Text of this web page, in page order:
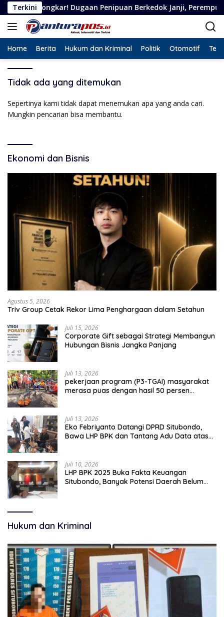
Langsung
ke
konten
TerkiniDugaan Penipuan Berkedok Janji, Perempuan Asal
Home Berita Hukum dan Kriminal Politik Otomotif
Tidak ada yang ditemukan
Sepertinya kami tidak dapat menemukan apa yang anda cari.
Mungkin pencarian bisa membantu.
Ekonomi dan Bisnis
Agustus 5, 2026
Triv Group Cetak Rekor Lima Penghargaan dalam Setahun
Juli 15, 2026
Corporate Gift sebagai Strategi Membangun
Hubungan Bisnis Jangka Panjang
Juli 13, 2026
pekerjaan program (P3-TGAI) masyarakat
merasa puas dengan hasil 50 persen
Juli 13, 2026
Eko Febriyanto Datangi DPRD Situbondo,
Bawa LHP BPK dan Tantang Adu Data atas
Juli 10, 2026
LHP BPK 2025 Buka Fakta Keuangan
Situbondo, Banyak Potensi Daerah Belum
Hukum dan Kriminal